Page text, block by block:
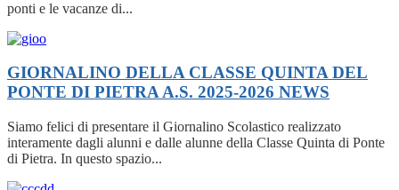
ponti e le vacanze di...
GIORNALINO DELLA CLASSE QUINTA DEL
PONTE DI PIETRA A.S. 2025-2026 NEWS
Siamo felici di presentare il Giornalino Scolastico realizzato
interamente dagli alunni e dalle alunne della Classe Quinta di Ponte
di Pietra. In questo spazio...